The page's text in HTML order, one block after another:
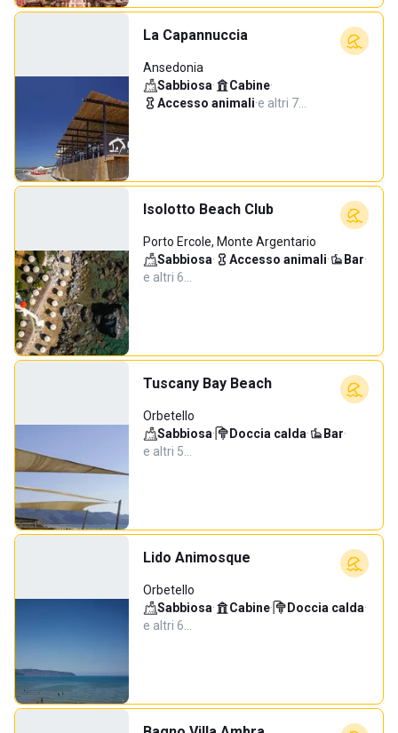
La Capannuccia
Ansedonia
Sabbiosa· Cabine·
Accesso animali·e altri 7…
Isolotto Beach Club
Porto Ercole, Monte Argentario
Sabbiosa· Accesso animali· Bar·
e altri 6…
Tuscany Bay Beach
Orbetello
Sabbiosa· Doccia calda· Bar·
e altri 5…
Lido Animosque
Orbetello
Sabbiosa· Cabine· Doccia calda·
e altri 6…